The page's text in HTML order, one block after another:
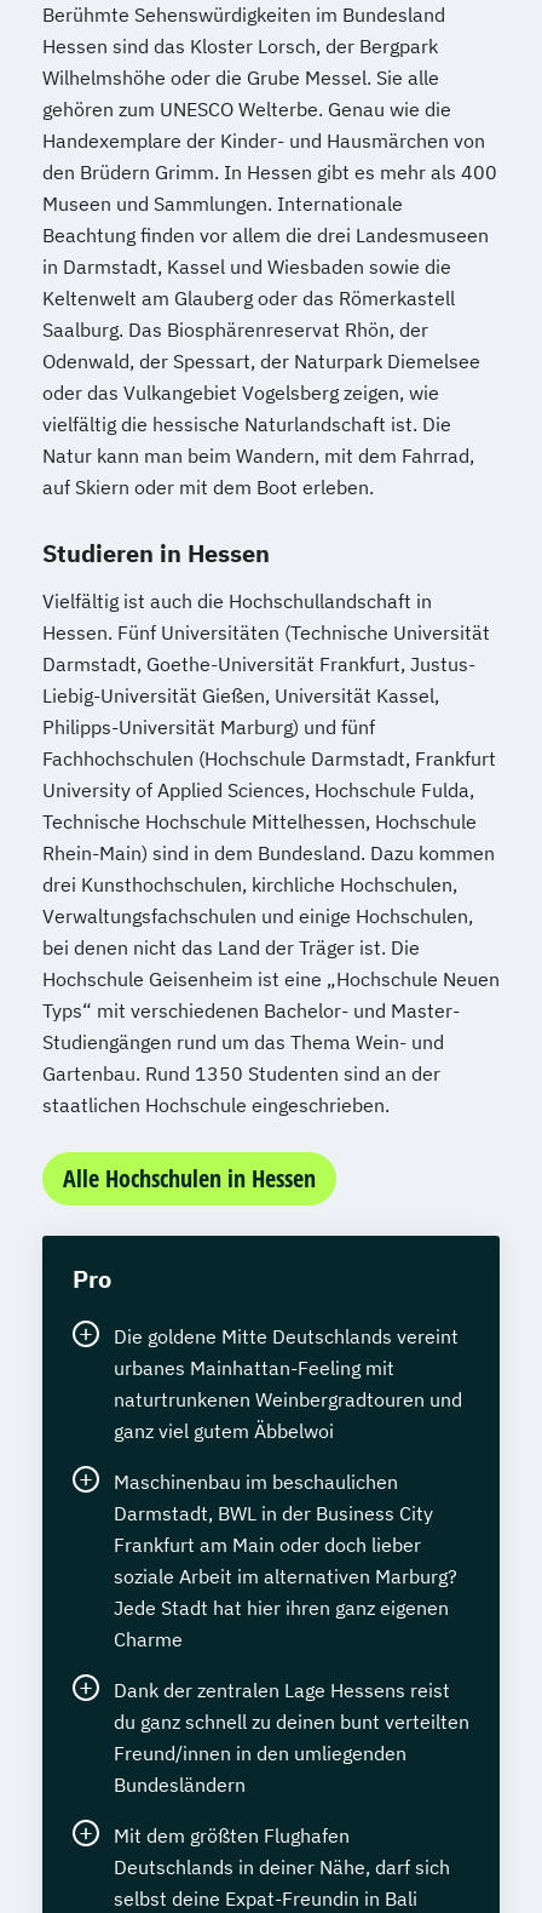
Berühmte Sehenswürdigkeiten im Bundesland
Hessen sind das Kloster Lorsch, der Bergpark
Wilhelmshöhe oder die Grube Messel. Sie alle
gehören zum UNESCO Welterbe. Genau wie die
Handexemplare der Kinder- und Hausmärchen von
den Brüdern Grimm. In Hessen gibt es mehr als 400
Museen und Sammlungen. Internationale
Beachtung finden vor allem die drei Landesmuseen
in Darmstadt, Kassel und Wiesbaden sowie die
Keltenwelt am Glauberg oder das Römerkastell
Saalburg. Das Biosphärenreservat Rhön, der
Odenwald, der Spessart, der Naturpark Diemelsee
oder das Vulkangebiet Vogelsberg zeigen, wie
vielfältig die hessische Naturlandschaft ist. Die
Natur kann man beim Wandern, mit dem Fahrrad,
auf Skiern oder mit dem Boot erleben.
Studieren in Hessen
Vielfältig ist auch die Hochschullandschaft in
Hessen. Fünf Universitäten (Technische Universität
Darmstadt, Goethe-Universität Frankfurt, Justus-
Liebig-Universität Gießen, Universität Kassel,
Philipps-Universität Marburg) und fünf
Fachhochschulen (Hochschule Darmstadt, Frankfurt
University of Applied Sciences, Hochschule Fulda,
Technische Hochschule Mittelhessen, Hochschule
Rhein-Main) sind in dem Bundesland. Dazu kommen
drei Kunsthochschulen, kirchliche Hochschulen,
Verwaltungsfachschulen und einige Hochschulen,
bei denen nicht das Land der Träger ist. Die
Hochschule Geisenheim ist eine „Hochschule Neuen
Typs“ mit verschiedenen Bachelor- und Master-
Studiengängen rund um das Thema Wein- und
Gartenbau. Rund 1350 Studenten sind an der
staatlichen Hochschule eingeschrieben.
Alle Hochschulen in Hessen
Pro
Die goldene Mitte Deutschlands vereint
urbanes Mainhattan-Feeling mit
naturtrunkenen Weinbergradtouren und
ganz viel gutem Äbbelwoi
Maschinenbau im beschaulichen
Darmstadt, BWL in der Business City
Frankfurt am Main oder doch lieber
soziale Arbeit im alternativen Marburg?
Jede Stadt hat hier ihren ganz eigenen
Charme
Dank der zentralen Lage Hessens reist
du ganz schnell zu deinen bunt verteilten
Freund/innen in den umliegenden
Bundesländern
Mit dem größten Flughafen
Deutschlands in deiner Nähe, darf sich
selbst deine Expat-Freundin in Bali